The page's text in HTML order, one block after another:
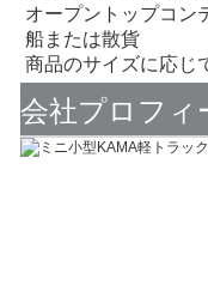
オープントップコン
船または散貨
商品のサイズに応じ
会社プロフィ